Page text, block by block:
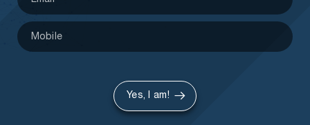
Yes, I am!